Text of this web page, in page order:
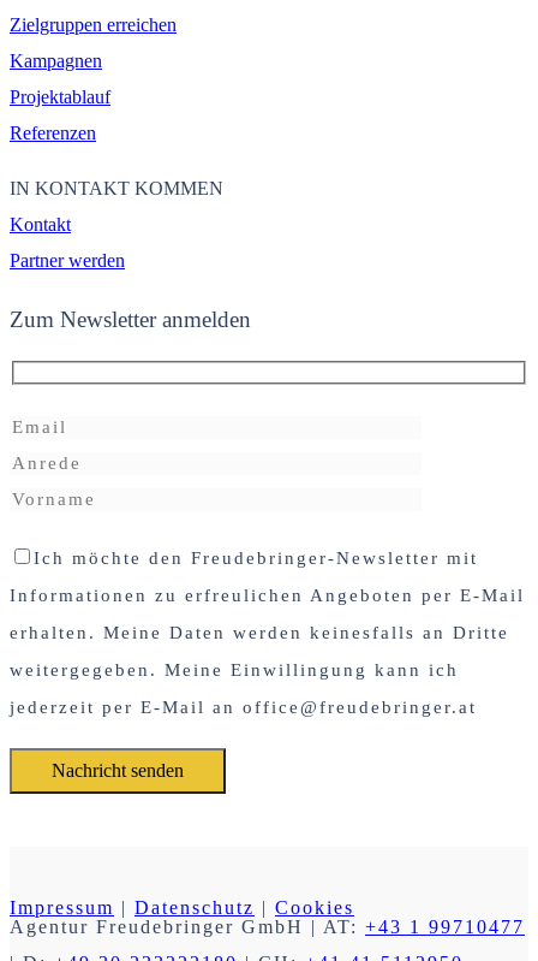
Zielgruppen erreichen
Kampagnen
Projektablauf
Referenzen
IN KONTAKT KOMMEN
Kontakt
Partner werden
Zum Newsletter anmelden
Ich möchte den Freudebringer-Newsletter mit
Informationen zu erfreulichen Angeboten per E-Mail
erhalten. Meine Daten werden keinesfalls an Dritte
weitergegeben. Meine Einwillingung kann ich
jederzeit per E-Mail an office@freudebringer.at
Impressum | Datenschutz | Cookies
Agentur Freudebringer GmbH | AT: +43 1 99710477